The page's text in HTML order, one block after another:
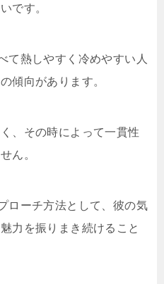
です。
て熱しやすく冷めやすい人
傾向があります。
、その時によって一貫性
ん。
ローチ方法として、彼の気
力を振りまき続けること